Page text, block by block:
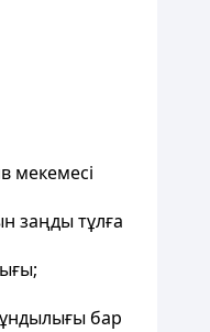
мекемесі
заңды тұлға
бар